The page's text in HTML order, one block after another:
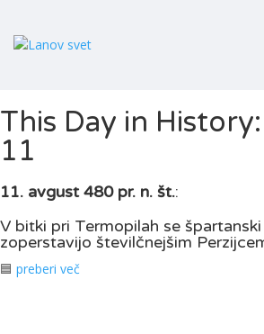
This Day in
11
11. avgust 480 pr. n. št.:
V bitki pri Termopilah se
zoperstavijo številčnejšim
🟦 preberi več